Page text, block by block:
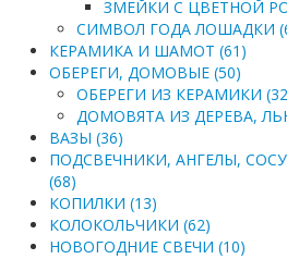
ЗМЕЙКИ С ЦВЕТНОЙ
СИМВОЛ ГОДА ЛОШАДКИ
КЕРАМИКА И ШАМОТ (61)
ОБЕРЕГИ, ДОМОВЫЕ (50)
ОБЕРЕГИ ИЗ КЕРАМИКИ
ДОМОВЯТА ИЗ ДЕРЕВА,
ВАЗЫ (36)
ПОДСВЕЧНИКИ, АНГЕЛЫ,
(68)
КОПИЛКИ (13)
КОЛОКОЛЬЧИКИ (62)
НОВОГОДНИЕ СВЕЧИ (10)